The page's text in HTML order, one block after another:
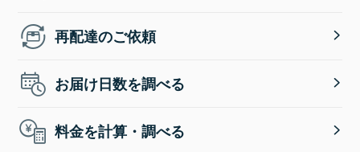
再配達のご依頼
お届け日数を調べる
料金を計算・調べる